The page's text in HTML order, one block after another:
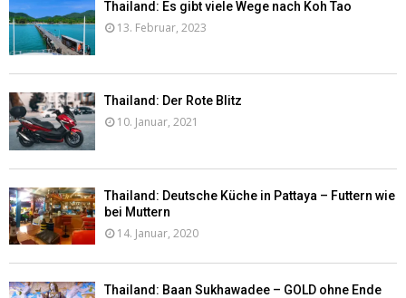
Thailand: Es gibt viele Wege nach Koh Tao
13. Februar, 2023
Thailand: Der Rote Blitz
10. Januar, 2021
Thailand: Deutsche Küche in Pattaya – Futtern wie
bei Muttern
14. Januar, 2020
Thailand: Baan Sukhawadee – GOLD ohne Ende